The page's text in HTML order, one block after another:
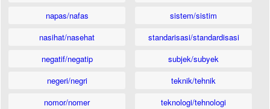
napas/nafas
nasihat/nasehat
negatif/negatip
negeri/negri
nomor/nomer
sistem/sistim
standarisasi/standardisasi
subjek/subyek
teknik/tehnik
teknologi/tehnologi